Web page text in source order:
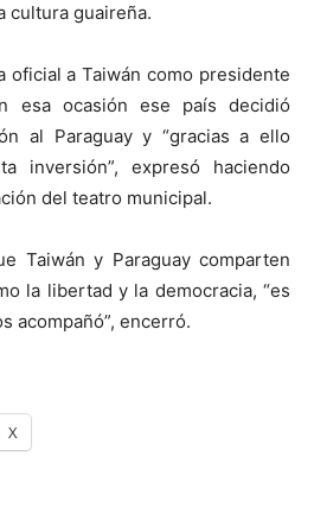
cultura guaireña.
oficial a Taiwán como presidente
esa ocasión ese país decidió
al Paraguay y “gracias a ello
inversión”, expresó haciendo
del teatro municipal.
Taiwán y Paraguay comparten
la libertad y la democracia, “es
acompañó”, encerró.
X